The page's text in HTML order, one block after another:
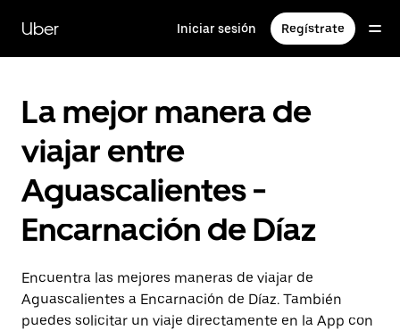
contenido
principal
Uber Iniciar sesión Regístrate
La mejor manera de
viajar entre
Aguascalientes -
Encarnación de Díaz
Encuentra las mejores maneras de viajar de
Aguascalientes a Encarnación de Díaz. También
puedes solicitar un viaje directamente en la App con